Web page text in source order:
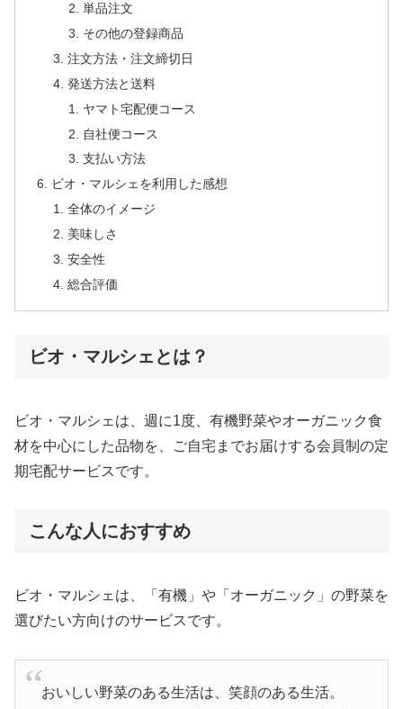
単品注文
その他の登録商品
注文方法・注文締切日
発送方法と送料
ヤマト宅配便コース
自社便コース
支払い方法
ビオ・マルシェを利用した感想
全体のイメージ
美味しさ
安全性
総合評価
ビオ・マルシェとは？
ビオ・マルシェは、週に1度、有機野菜やオーガニック食
材を中心にした品物を、ご自宅までお届けする会員制の定
期宅配サービスです。
こんな人におすすめ
ビオ・マルシェは、「有機」や「オーガニック」の野菜を
選びたい方向けのサービスです。
おいしい野菜のある生活は、笑顔のある生活。